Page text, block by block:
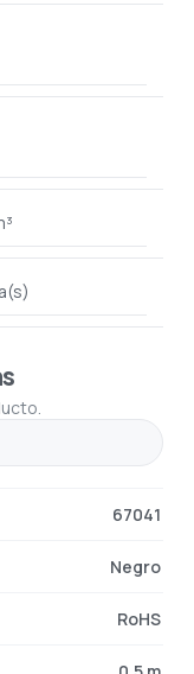
67041
Negro
RoHS